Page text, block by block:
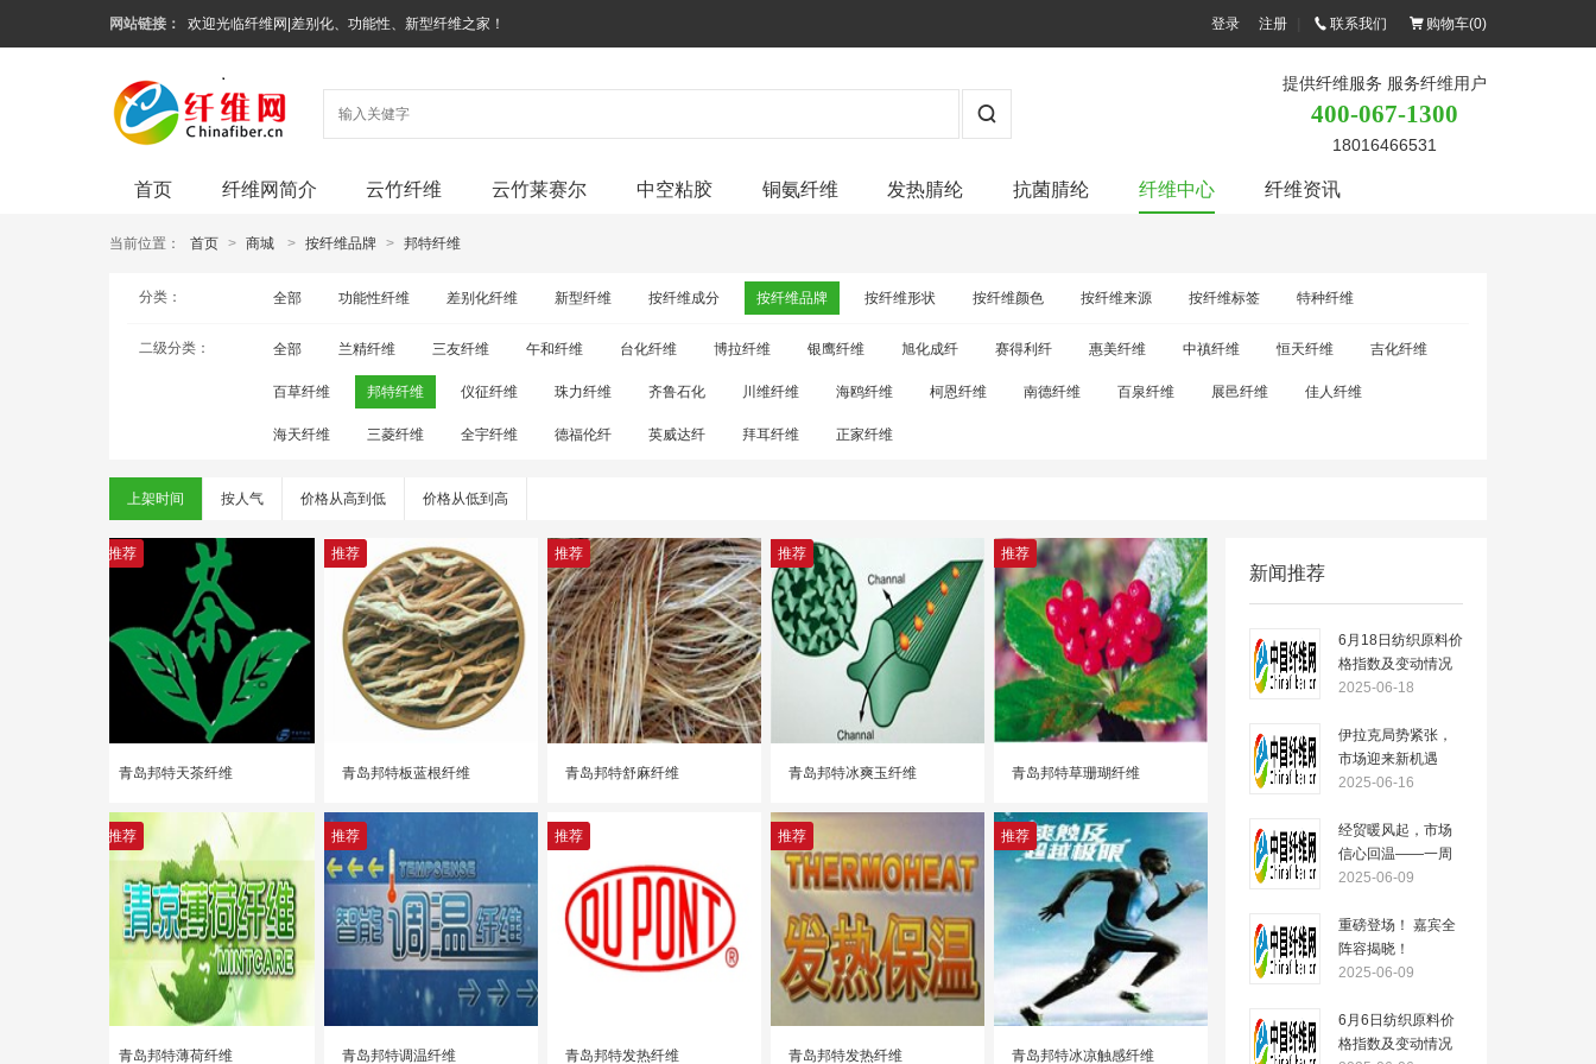
网站链接： 欢迎光临纤维网|差别化、功能性、新型纤维之家！ 登录 注册 联系我们 购物车(0)
提供纤维服务 服务纤维用户
400-067-1300
18016466531
首页 纤维网简介 云竹纤维 云竹莱赛尔 中空粘胶 铜氨纤维 发热腈纶 抗菌腈纶 纤维中心 纤维资讯
当前位置： 首页 > 商城 > 按纤维品牌 > 邦特纤维
分类： 全部 功能性纤维 差别化纤维 新型纤维 按纤维成分 按纤维品牌 按纤维形状 按纤维颜色 按纤维来源 按纤维标签 特种纤维
二级分类： 全部 兰精纤维 三友纤维 午和纤维 台化纤维 博拉纤维 银鹰纤维 旭化成纤 赛得利纤 惠美纤维 中禛纤维 恒天纤维 吉化纤维
百草纤维 邦特纤维 仪征纤维 珠力纤维 齐鲁石化 川维纤维 海鸥纤维 柯恩纤维 南德纤维 百泉纤维 展邑纤维 佳人纤维
海天纤维 三菱纤维 全宇纤维 德福伦纤 英威达纤 拜耳纤维 正家纤维
上架时间 按人气 价格从高到低 价格从低到高
推荐
青岛邦特天茶纤维
推荐
青岛邦特板蓝根纤维
推荐
青岛邦特舒麻纤维
推荐
青岛邦特冰爽玉纤维
推荐
青岛邦特草珊瑚纤维
推荐
青岛邦特薄荷纤维
推荐
青岛邦特调温纤维
推荐
青岛邦特发热纤维
推荐
青岛邦特发热纤维
推荐
青岛邦特冰凉触感纤维
新闻推荐
6月18日纺织原料价
格指数及变动情况
2025-06-18
伊拉克局势紧张，
市场迎来新机遇
——一周市场行情
2025-06-16
经贸暖风起，市场
信心回温——一周
市场行情
2025-06-09
重磅登场！ 嘉宾全
阵容揭晓！
2025-06-09
6月6日纺织原料价
格指数及变动情况